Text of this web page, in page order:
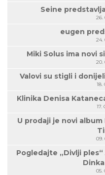
Seine
26.
eugen
24.
Miki Solus ima novi
20.
Valovi su stigli i
18.
Klinika Denisa
17.
U prodaji je novi
09.
Pogledajte „Divlji
05.